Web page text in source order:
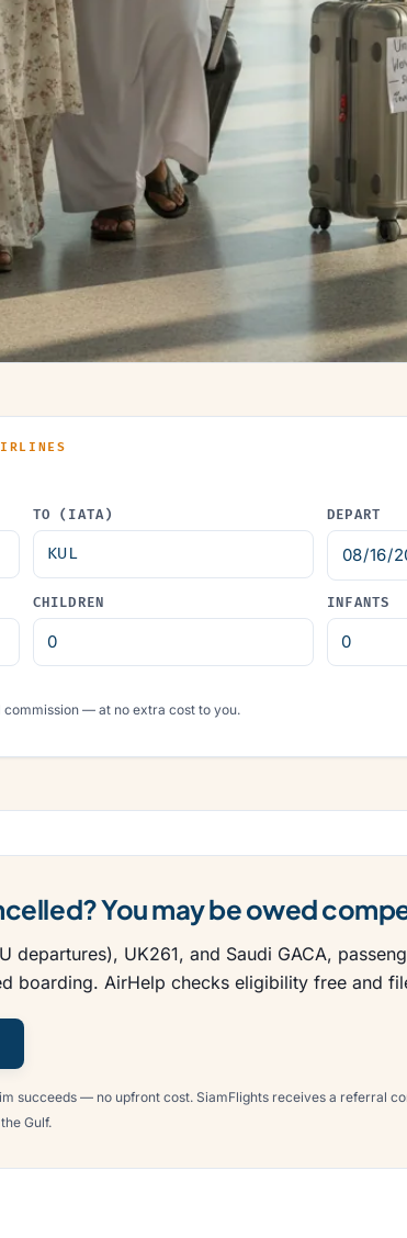
TO (IATA) DEPART
CHILDREN INFANTS
commission — at no extra cost to you.
You may be owed
departures), UK261, and Saudi GACA,
boarding. AirHelp checks eligibility free and
succeeds — no upfront cost. SiamFlights receives a referral
Gulf.